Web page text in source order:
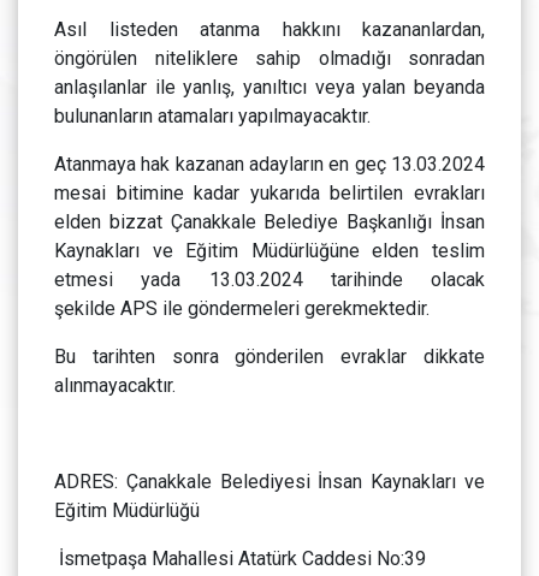
Asıl listeden atanma hakkını kazananlardan,
öngörülen niteliklere sahip olmadığı sonradan
anlaşılanlar ile yanlış, yanıltıcı veya yalan beyanda
bulunanların atamaları yapılmayacaktır.
Atanmaya hak kazanan adayların en geç 13.03.2024
mesai bitimine kadar yukarıda belirtilen evrakları
elden bizzat Çanakkale Belediye Başkanlığı İnsan
Kaynakları ve Eğitim Müdürlüğüne elden teslim
etmesi yada 13.03.2024 tarihinde olacak
şekilde APS ile göndermeleri gerekmektedir.
Bu tarihten sonra gönderilen evraklar dikkate
alınmayacaktır.
ADRES: Çanakkale Belediyesi İnsan Kaynakları ve
Eğitim Müdürlüğü
İsmetpaşa Mahallesi Atatürk Caddesi No:39